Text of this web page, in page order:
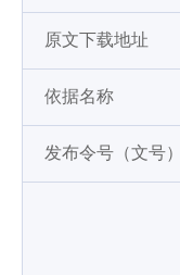
原文下载地址
依据名称
发布令号（文号）